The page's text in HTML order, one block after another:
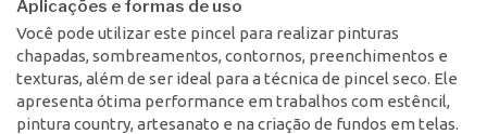
Aplicações e formas de uso
Você pode utilizar este pincel para realizar pinturas
chapadas, sombreamentos, contornos, preenchimentos e
texturas, além de ser ideal para a técnica de pincel seco. Ele
apresenta ótima performance em trabalhos com estêncil,
pintura country, artesanato e na criação de fundos em telas.